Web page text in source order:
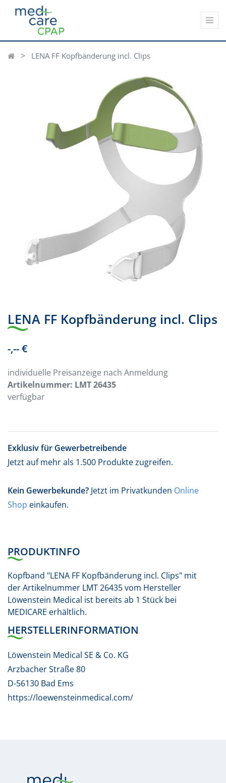
LENA FF Kopfbänderung incl. Clips
LENA FF Kopfbänderung incl. Clips
-,-- €
individuelle Preisanzeige nach Anmeldung
Artikelnummer: LMT 26435
verfügbar
Exklusiv für Gewerbetreibende
Jetzt auf mehr als 1.500 Produkte zugreifen.
Kein Gewerbekunde? Jetzt im Privatkunden Online
Shop einkaufen.
PRODUKTINFO
Kopfband "LENA FF Kopfbänderung incl. Clips" mit
der Artikelnummer LMT 26435 vom Hersteller
Löwenstein Medical ist bereits ab 1 Stück bei
MEDICARE erhältlich.
HERSTELLERINFORMATION
Löwenstein Medical SE & Co. KG
Arzbacher Straße 80
D-56130 Bad Ems
https://loewensteinmedical.com/